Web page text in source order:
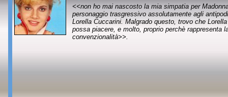
<<non ho mai nascosto la mia simpatia per
personaggio trasgressivo assolutamente agli
Lorella Cuccarini. Malgrado questo, trovo che Lorella
possa piacere, e molto, proprio perchè rappresenta
convenzionalità>>.